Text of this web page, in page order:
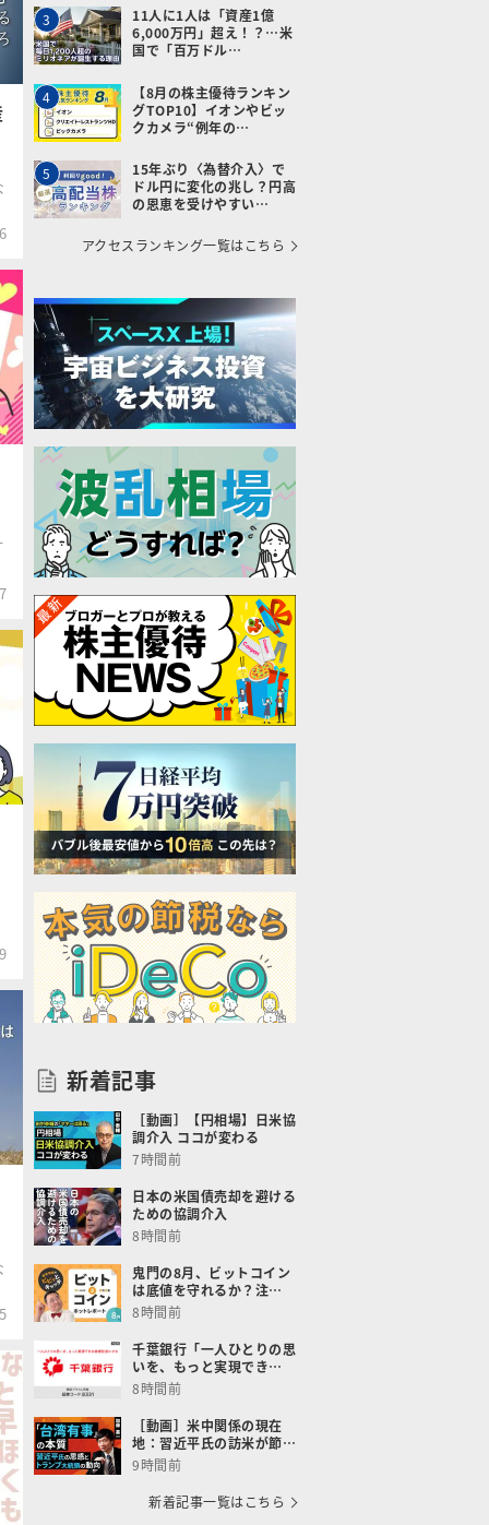
3
11人に1人は「資産1億
6,000万円」超え！？…米
国で「百万ドル…
4
【8月の株主優待ランキン
グTOP10】イオンやビッ
クカメラ“例年の…
5
15年ぶり〈為替介入〉で
ドル円に変化の兆し？円高
の恩恵を受けやすい…
アクセスランキング一覧はこちら
新着記事
［動画］【円相場】日米協
調介入 ココが変わる
7時間前
日本の米国債売却を避ける
ための協調介入
8時間前
鬼門の8月、ビットコイン
は底値を守れるか？注…
8時間前
千葉銀行「一人ひとりの思
いを、もっと実現でき…
8時間前
［動画］米中関係の現在
地：習近平氏の訪米が節…
9時間前
新着記事一覧はこちら